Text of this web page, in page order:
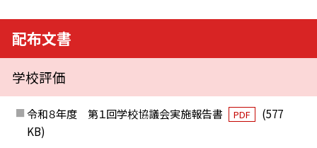
配布文書
学校評価
令和８年度 第１回学校協議会実施報告書 PDF
(577
KB)